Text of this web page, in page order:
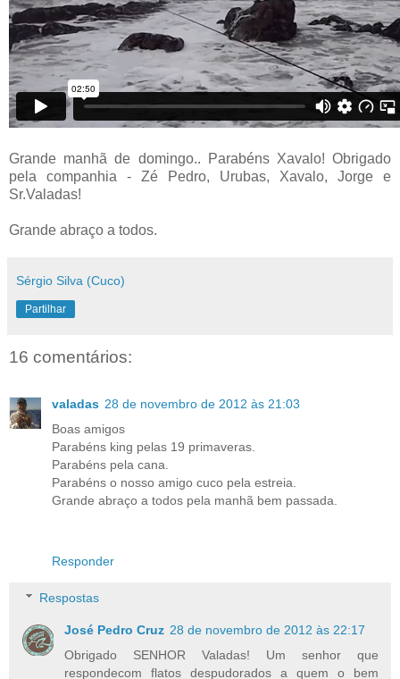
Grande manhã de domingo.. Parabéns Xavalo! Obrigado
pela companhia - Zé Pedro, Urubas, Xavalo, Jorge e
Sr.Valadas!
Grande abraço a todos.
Sérgio Silva (Cuco)
Partilhar
16 comentários:
valadas 28 de novembro de 2012 às 21:03
Boas amigos
Parabéns king pelas 19 primaveras.
Parabéns pela cana.
Parabéns o nosso amigo cuco pela estreia.
Grande abraço a todos pela manhã bem passada.
Responder
Respostas
José Pedro Cruz 28 de novembro de 2012 às 22:17
Obrigado SENHOR Valadas! Um senhor que
respondecom flatos despudorados a quem o bem